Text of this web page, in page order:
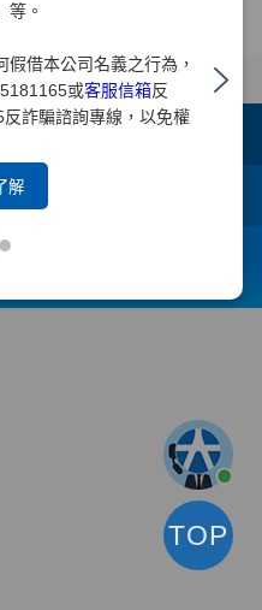
等。
借本公司名義之行為，
或客服信箱反
詐騙諮詢專線，以免權
解
TOP